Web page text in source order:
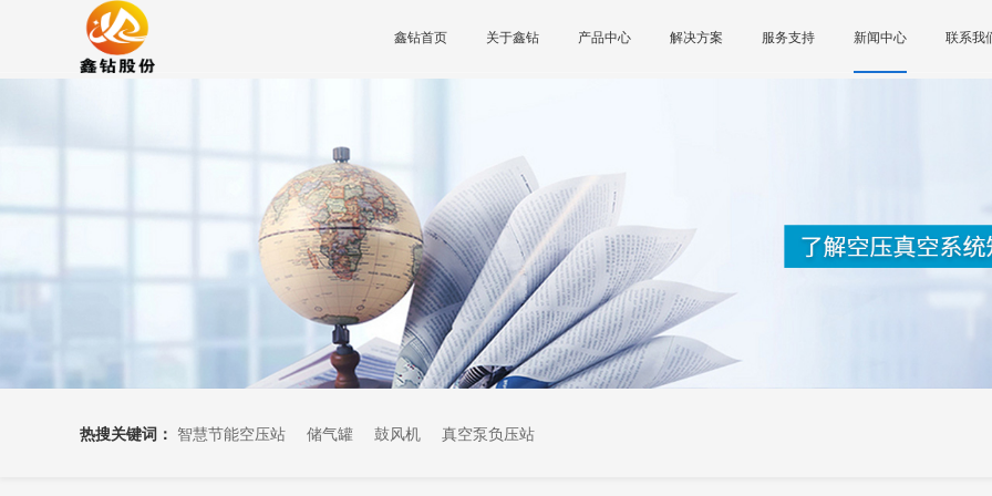
鑫钻首页 关于鑫钻 产品中心 解决方案 服务支持 新闻中心 联系我
热搜关键词： 智慧节能空压站 储气罐 鼓风机 真空泵负压站